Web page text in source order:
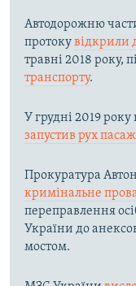
Автодорожню
протокувідкрили
травні 2018 року,
транспорту.
У грудні 2019 року
запустив рух
Прокуратура
кримінальне
переправлення
України до
мостом.